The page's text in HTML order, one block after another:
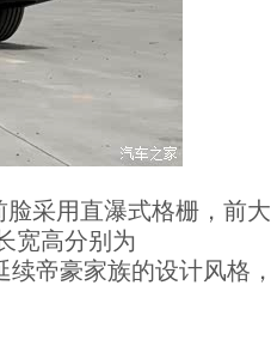
采用直瀑式格栅，前大
宽高分别为
续帝豪家族的设计风格，